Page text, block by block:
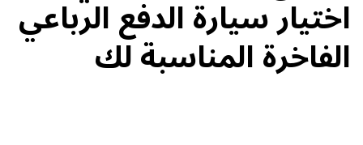
اختيار سيارة الدفع الرباعي
الفاخرة المناسبة لك